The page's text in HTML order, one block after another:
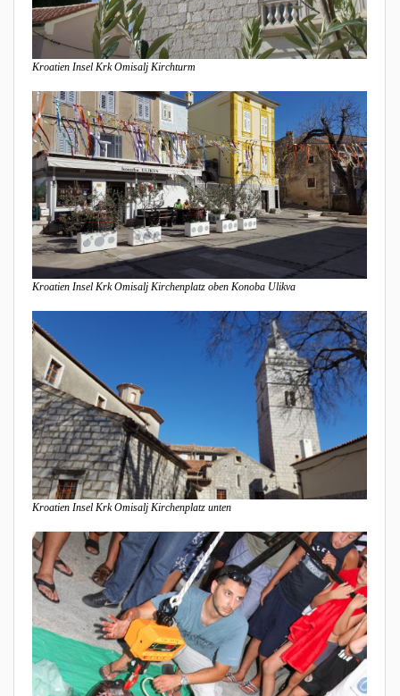
Kroatien Insel Krk Omisalj Kirchturm
Kroatien Insel Krk Omisalj Kirchenplatz oben Konoba Ulikva
Kroatien Insel Krk Omisalj Kirchenplatz unten